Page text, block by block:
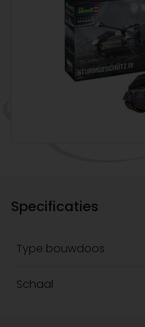
Specificaties
Type bouwdoos
Schaal